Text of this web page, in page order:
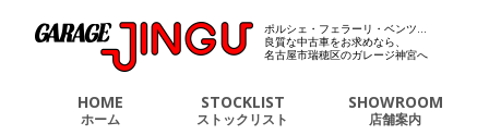
ポルシェ・フェラーリ
ポルシェ・フェラーリ・ベンツ…
良質な中古車をお求めなら、
名古屋市瑞穂区のガレージ神宮へ
HOME
ホーム
STOCKLIST
ストックリスト
SHOWROOM
店舗案内